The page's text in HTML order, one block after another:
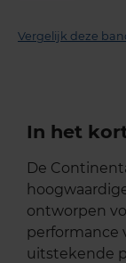
Vergelijk deze
In het
De
ontworpen
performance
uitstekende